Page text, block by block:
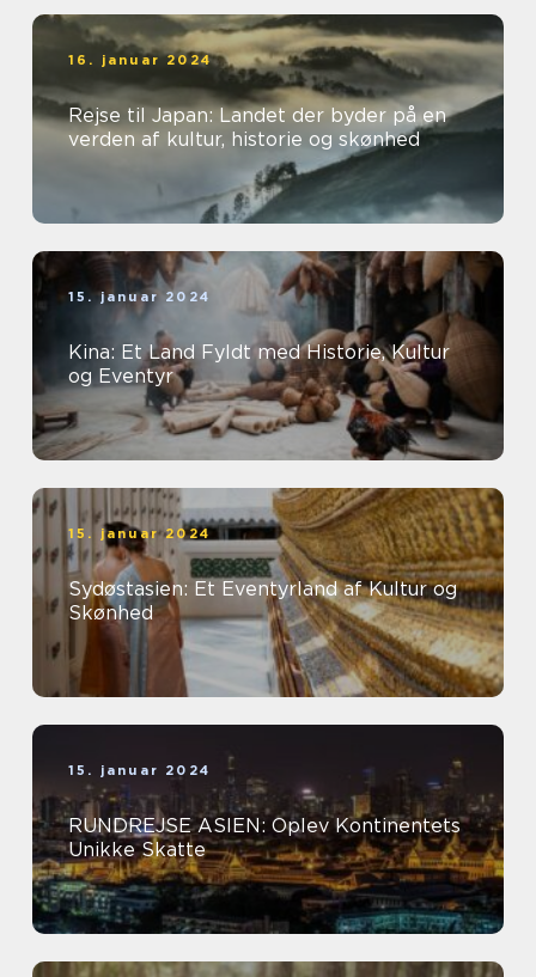
16. januar 2024
Rejse til Japan: Landet der byder på en
verden af kultur, historie og skønhed
15. januar 2024
Kina: Et Land Fyldt med Historie, Kultur
og Eventyr
15. januar 2024
Sydøstasien: Et Eventyrland af Kultur og
Skønhed
15. januar 2024
RUNDREJSE ASIEN: Oplev Kontinentets
Unikke Skatte